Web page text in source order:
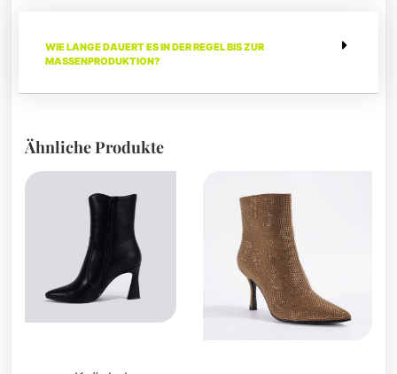
WIE LANGE DAUERT ES IN DER REGEL BIS ZUR
MASSENPRODUKTION?
Ähnliche Produkte